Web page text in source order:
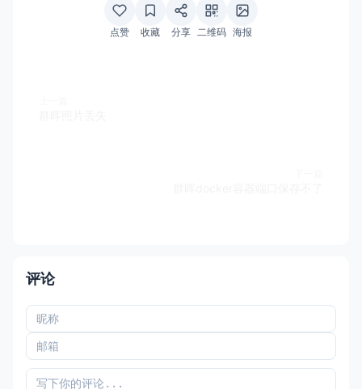
点赞 收藏 分享 二维码 海报
评论